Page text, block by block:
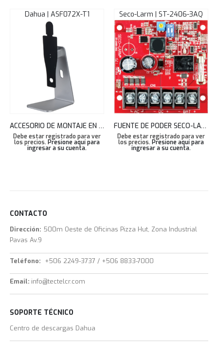
Dahua | ASF072X-T1
ACCESORIO DE MONTAJE EN ESCRITORIO PARA ASI7213XV1T1 DAHUA PARA CONTROL DE ACCESOTERMICO ASF072X-T1
Debe estar registrado para ver
los precios. Presione aquí para
ingresar a su cuenta.
Seco-Larm | ST-2406-3AQ
FUENTE DE PODER SECO-LARM, CARGADOR CA/C.C., 6-12-24 VDC 3 AMPERIOS ST2406-3AQ
Debe estar registrado para ver
los precios. Presione aquí para
ingresar a su cuenta.
CONTACTO
Dirección: 500m Oeste de Oficinas Pizza Hut, Zona Industrial
Pavas Av.9
Teléfono: +506 2249-3737 / +506 8833-7000
Email: info@tectelcr.com
SOPORTE TÉCNICO
Centro de descargas Dahua